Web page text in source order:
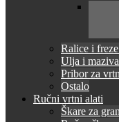
Ralice i
Ulja i maziva
Pribor za
Ostalo
Ručni vrtni alati
Škare za